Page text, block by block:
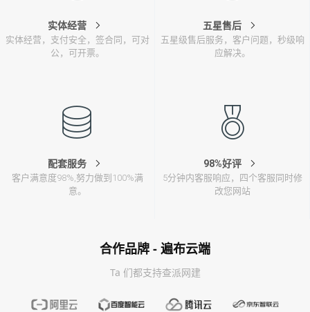
实体经营
实体经营，支付安全，签合同，可对
公，可开票。
五星售后
五星级售后服务，客户问题，秒级响
应解决。
配套服务
客户满意度98%,努力做到100%满
意。
98%好评
5分钟内客服响应，四个客服同时修
改您网站
合作品牌 - 遍布云端
Ta 们都支持查派网建